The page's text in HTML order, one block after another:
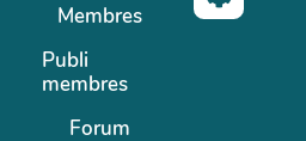
Membres
Publi
membres
Forum